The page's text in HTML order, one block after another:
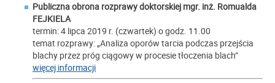
Publiczna obrona rozprawy doktorskiej mgr. inż. Romualda
FEJKIELA
termin: 4 lipca 2019 r. (czwartek) o godz. 11.00
temat rozprawy: „Analiza oporów tarcia podczas przejścia
blachy przez próg ciągowy w procesie tłoczenia blach”
więcej informacji